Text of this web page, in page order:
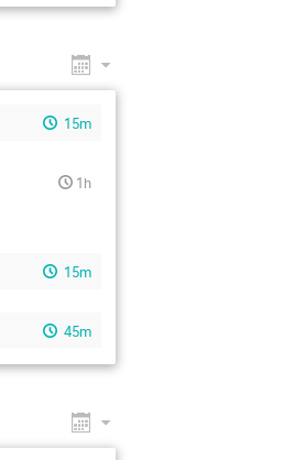
15m
1h
15m
45m